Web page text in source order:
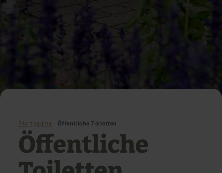
Startpagina Öffentliche Toiletten
Öffentliche